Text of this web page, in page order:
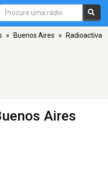
» Buenos Aires » Radioactiva
Aires